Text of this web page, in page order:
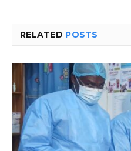
RELATED POSTS